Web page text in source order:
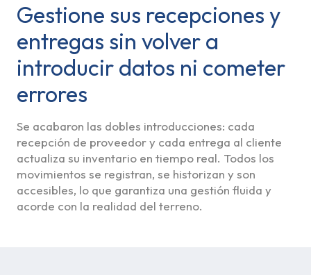
Gestione sus recepciones y
entregas sin volver a
introducir datos ni cometer
errores
Se acabaron las dobles introducciones: cada
recepción de proveedor y cada entrega al cliente
actualiza su inventario en tiempo real. Todos los
movimientos se registran, se historizan y son
accesibles, lo que garantiza una gestión fluida y
acorde con la realidad del terreno.